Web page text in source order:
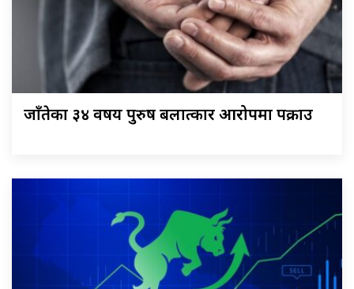
जाँतेका ३४ वर्षीय पुरुष बलात्कार आरोपमा पक्राउ